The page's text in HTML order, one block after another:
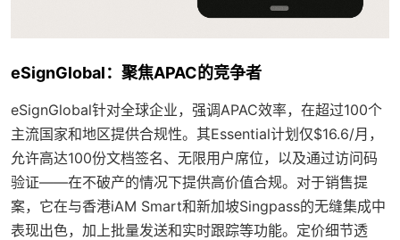
eSignGlobal：聚焦APAC的竞争者
eSignGlobal针对全球企业，强调APAC效率，在超过100个
主流国家和地区提供合规性。其Essential计划仅$16.6/月，
允许高达100份文档签名、无限用户席位，以及通过访问码
验证——在不破产的情况下提供高价值合规。对于销售提
案，它在与香港iAM Smart和新加坡Singpass的无缝集成中
表现出色，加上批量发送和实时跟踪等功能。定价细节透